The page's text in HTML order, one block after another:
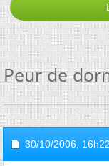
Peur de
30/10/2006, 16h22